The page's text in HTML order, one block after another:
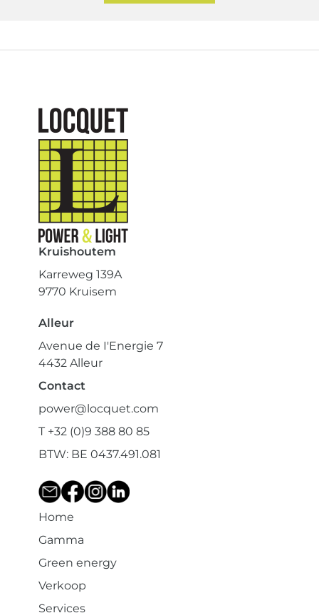
Kruishoutem
Karreweg 139A
9770 Kruisem
Alleur
Avenue de I'Energie 7
4432 Alleur
Contact
power@locquet.com
T +32 (0)9 388 80 85
BTW: BE 0437.491.081
Home
Gamma
Green energy
Verkoop
Services